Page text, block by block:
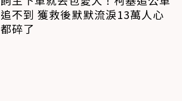
追不到 獲救後默默流淚13萬人心
都碎了